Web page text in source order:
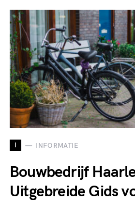
I INFORMATIE
Bouwbedrijf
Uitgebreide Gids